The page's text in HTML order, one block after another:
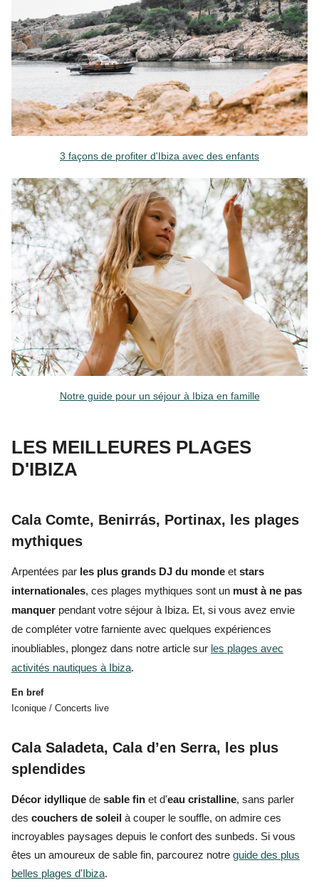
3 façons de profiter d'Ibiza avec des enfants
Notre guide pour un séjour à Ibiza en famille
LES MEILLEURES PLAGES
D'IBIZA
Cala Comte, Benirrás, Portinax, les plages
mythiques
Arpentées par les plus grands DJ du monde et stars
internationales, ces plages mythiques sont un must à ne pas
manquer pendant votre séjour à Ibiza. Et, si vous avez envie
de compléter votre farniente avec quelques expériences
inoubliables, plongez dans notre article sur les plages avec
activités nautiques à Ibiza.
En bref
Iconique / Concerts live
Cala Saladeta, Cala d’en Serra, les plus
splendides
Décor idyllique de sable fin et d'eau cristalline, sans parler
des couchers de soleil à couper le souffle, on admire ces
incroyables paysages depuis le confort des sunbeds. Si vous
êtes un amoureux de sable fin, parcourez notre guide des plus
belles plages d'Ibiza.